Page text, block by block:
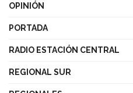
OPINIÓN
PORTADA
RADIO ESTACIÓN CENTRAL
REGIONAL SUR